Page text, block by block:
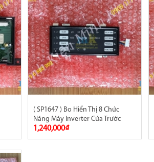
( SP1647 ) Bo Hiển Thị 8 Chức
Năng Máy Inverter Cửa Trước
1,240,000₫